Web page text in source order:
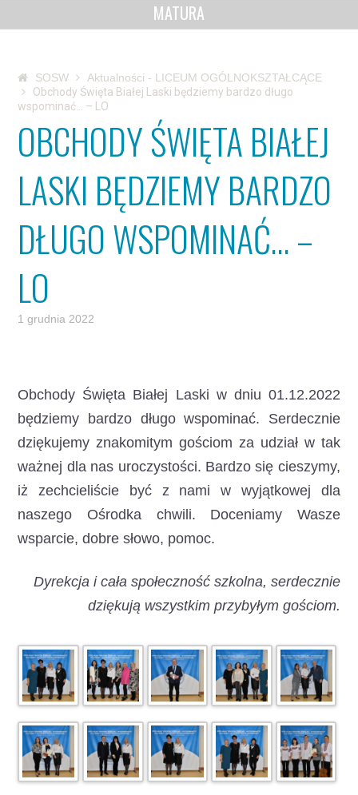
MATURA
SOSW
Aktualności - LICEUM OGÓLNOKSZTAŁCĄCE
Obchody Święta Białej Laski będziemy bardzo długo
wspominać… – LO
OBCHODY ŚWIĘTA BIAŁEJ
LASKI BĘDZIEMY BARDZO
DŁUGO WSPOMINAĆ… –
LO
1 grudnia 2022
Obchody Święta Białej Laski w dniu 01.12.2022
będziemy bardzo długo wspominać. Serdecznie
dziękujemy znakomitym gościom za udział w tak
ważnej dla nas uroczystości. Bardzo się cieszymy,
iż zechcieliście być z nami w wyjątkowej dla
naszego Ośrodka chwili. Doceniamy Wasze
wsparcie, dobre słowo, pomoc.
Dyrekcja i cała społeczność szkolna, serdecznie
dziękują wszystkim przybyłym gościom.